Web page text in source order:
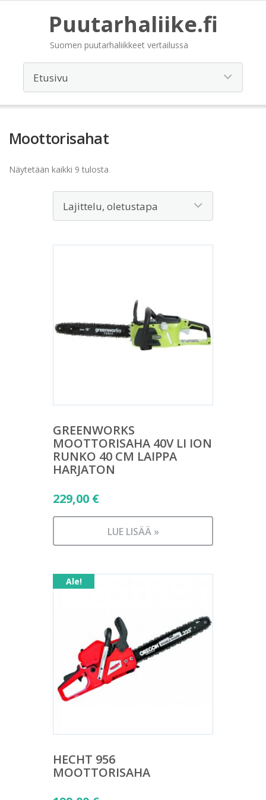
Puutarhaliike.fi
Suomen puutarhaliikkeet vertailussa
Moottorisahat
Näytetään kaikki 9 tulosta
GREENWORKS
MOOTTORISAHA 40V LI ION
RUNKO 40 CM LAIPPA
HARJATON
229,00 €
LUE LISÄÄ »
Ale!
HECHT 956
MOOTTORISAHA